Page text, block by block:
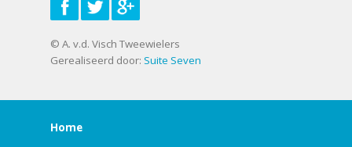
© A. v.d. Visch Tweewielers
Gerealiseerd door: Suite Seven
Home